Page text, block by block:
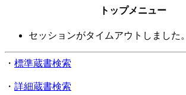
トップメニュー
セッションがタイムアウトしました。
・ 標準蔵書検索
・ 詳細蔵書検索